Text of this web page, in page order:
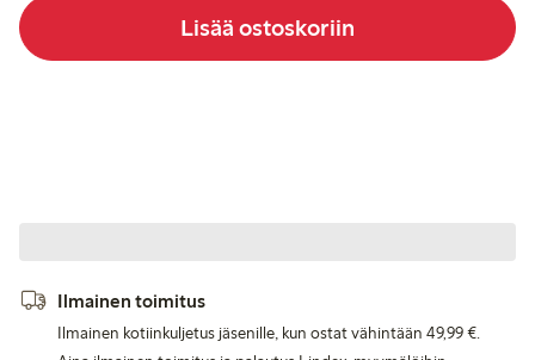
Lisää ostoskoriin
Ilmainen toimitus
Ilmainen kotiinkuljetus jäsenille, kun ostat vähintään 49,99 €.